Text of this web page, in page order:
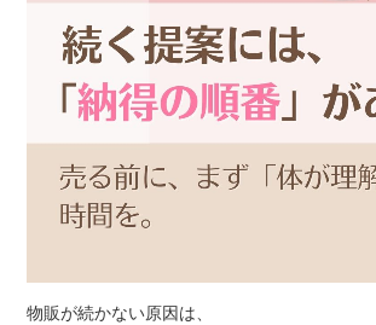
物販が続かない原因は、